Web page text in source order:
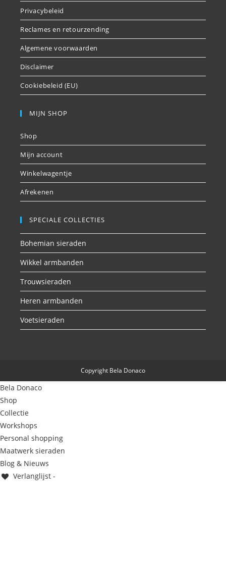
Privacybeleid
Reclames en retourzending
Algemene voorwaarden
Disclaimer
Cookiebeleid (EU)
MIJN SHOP
Shop
Mijn account
Winkelwagentje
Afrekenen
SPECIALE COLLECTIES
Bohemian sieraden
Wikkel armbanden
Trouwsieraden
Heren armbanden
Voetsieraden
Copyright Bela Donaco
Bela Donaco
Shop
Collectie
Workshops
Personal shopping
Maatwerk sieraden
Blog & Nieuws
Verlanglijst -